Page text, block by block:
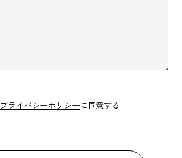
プライバシーポリシーに同意する